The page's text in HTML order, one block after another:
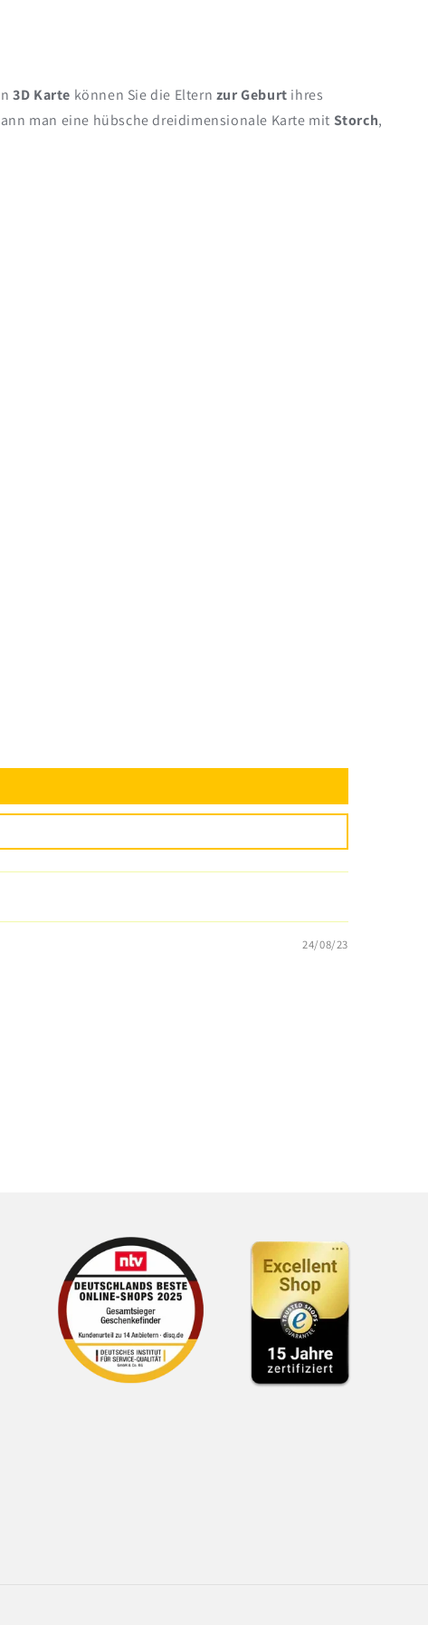
3D Karte können Sie die Eltern zur Geburt ihres
man eine hübsche dreidimensionale Karte mit Storch,
24/08/23